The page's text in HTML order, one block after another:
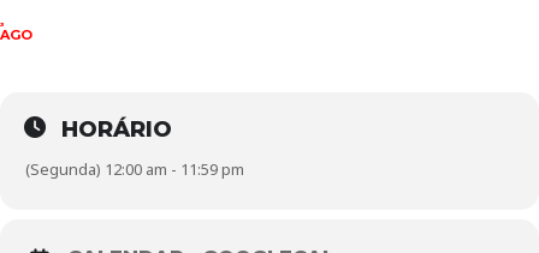
21
AGO
HORÁRIO
(Segunda) 12:00 am - 11:59 pm